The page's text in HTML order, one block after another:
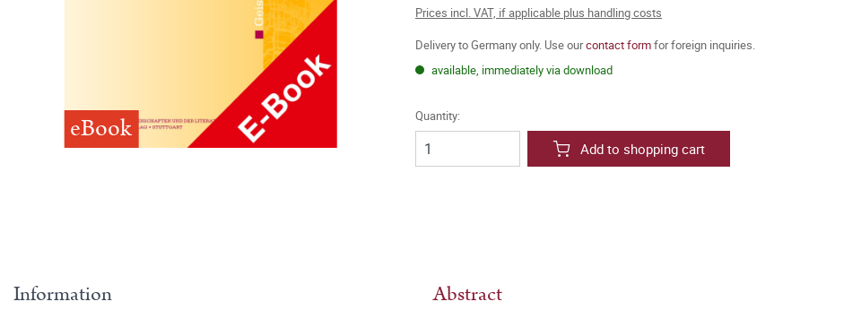
eBook
Prices incl. VAT, if applicable plus handling costs
Delivery to Germany only. Use ourcontact formfor foreign inquiries.
available, immediately via download
Quantity:
Add to shopping cart
Abstract
Information